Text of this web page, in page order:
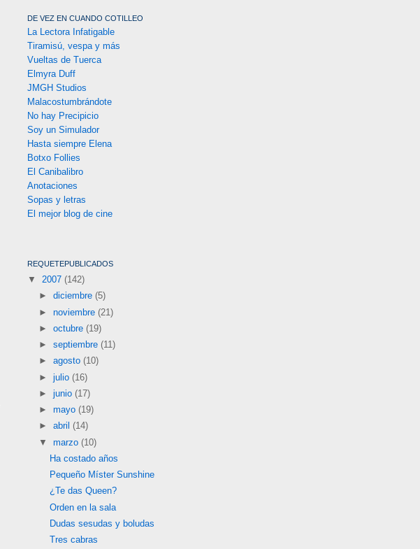
DE VEZ EN CUANDO COTILLEO
La Lectora Infatigable
Tiramisú, vespa y más
Vueltas de Tuerca
Elmyra Duff
JMGH Studios
Malacostumbrándote
No hay Precipicio
Soy un Simulador
Hasta siempre Elena
Botxo Follies
El Canibalibro
Anotaciones
Sopas y letras
El mejor blog de cine
REQUETEPUBLICADOS
▼ 2007 (142)
► diciembre (5)
► noviembre (21)
► octubre (19)
► septiembre (11)
► agosto (10)
► julio (16)
► junio (17)
► mayo (19)
► abril (14)
▼ marzo (10)
Ha costado años
Pequeño Míster Sunshine
¿Te das Queen?
Orden en la sala
Dudas sesudas y boludas
Tres cabras